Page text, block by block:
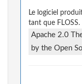
Le logiciel
tant que FLOSS.
Apache 2.0
by the Open